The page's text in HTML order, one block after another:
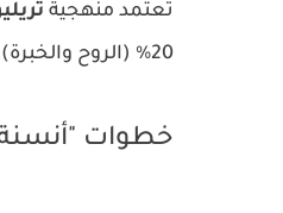
تعتمد منهجية
20% (الروح والخبرة).
خطوات